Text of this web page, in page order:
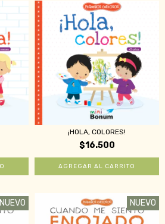
¡HOLA, COLORES!
$16.500
NUEVO NUEVO